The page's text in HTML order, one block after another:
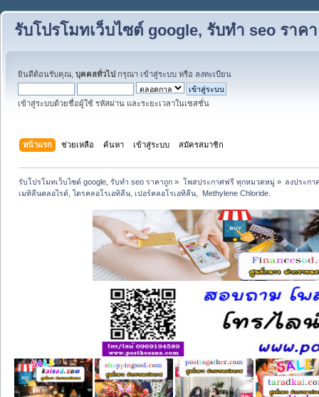
รับโปรโมทเว็บไซต์ google, รับทำ seo ราค
ยินดีต้อนรับคุณ, บุคคลทั่วไป กรุณา เข้าสู่ระบบ หรือ ลงทะเบียน
เข้าสู่ระบบด้วยชื่อผู้ใช้ รหัสผ่าน และระยะเวลาในเซสชั่น
หน้าแรก ช่วยเหลือ ค้นหา เข้าสู่ระบบ สมัครสมาชิก
รับโปรโมทเว็บไซต์ google, รับทำ seo ราคาถูก » โพสประกาศฟรี ทุกหมวดหมู่» ลงประกา
เมทิลีนคลอไรด์, ไตรคลอโรเอทิลีน, เปอร์คลอโรเอทิลีน,  Methylene Chloride.